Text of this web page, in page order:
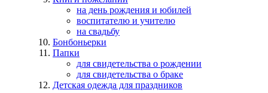
на день рождения и юбилей
воспитателю и учителю
на свадьбу
Бонбоньерки
Папки
для свидетельства о рождении
для свидетельства о браке
Детская одежда для праздников